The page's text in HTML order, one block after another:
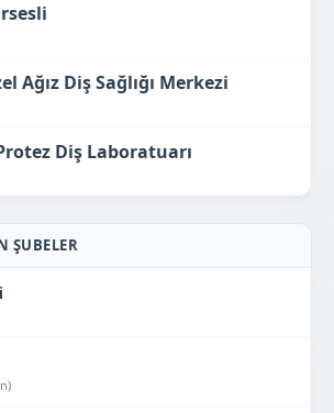
Ağız Diş Sağlığı Merkezi
Diş Laboratuarı
ŞUBELER